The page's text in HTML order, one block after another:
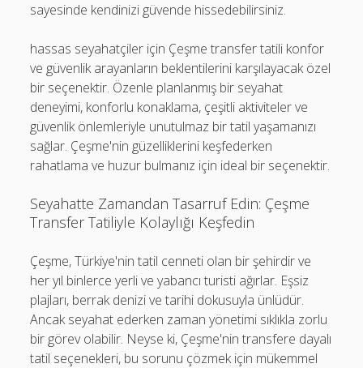
sayesinde kendinizi güvende hissedebilirsiniz.
hassas seyahatçiler için Çeşme transfer tatili konfor
ve güvenlik arayanların beklentilerini karşılayacak özel
bir seçenektir. Özenle planlanmış bir seyahat
deneyimi, konforlu konaklama, çeşitli aktiviteler ve
güvenlik önlemleriyle unutulmaz bir tatil yaşamanızı
sağlar. Çeşme'nin güzelliklerini keşfederken
rahatlama ve huzur bulmanız için ideal bir seçenektir.
Seyahatte Zamandan Tasarruf Edin: Çeşme
Transfer Tatiliyle Kolaylığı Keşfedin
Çeşme, Türkiye'nin tatil cenneti olan bir şehirdir ve
her yıl binlerce yerli ve yabancı turisti ağırlar. Eşsiz
plajları, berrak denizi ve tarihi dokusuyla ünlüdür.
Ancak seyahat ederken zaman yönetimi sıklıkla zorlu
bir görev olabilir. Neyse ki, Çeşme'nin transfere dayalı
tatil seçenekleri, bu sorunu çözmek için mükemmel